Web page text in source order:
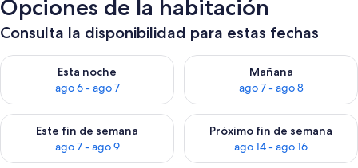
Opciones de la habitación
Consulta la disponibilidad para estas fechas
Esta noche
ago 6 - ago 7
Consulta la disponibilidad para esta noche, ago 6 - ago 7
Mañana
ago 7 - ago 8
Consulta la disponibilidad
Este fin de semana
ago 7 - ago 9
Consulta la disponibilidad para este fin de semana, ago 7 -
Próximo fin de semana
ago 14 - ago 16
Consulta la disponibilidad